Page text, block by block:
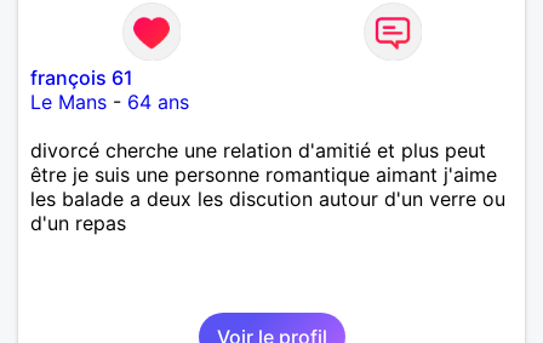
françois 61
Le Mans - 64 ans
divorcé cherche une relation d'amitié et plus peut
être je suis une personne romantique aimant j'aime
les balade a deux les discution autour d'un verre ou
d'un repas
Voir le profil